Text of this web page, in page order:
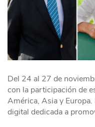
Del 24 al 27 de
con la participación de
América, Asia y
digital dedicada a